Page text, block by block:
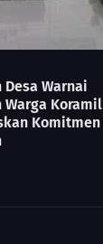
Warnai
Warga Koramil
Komitmen